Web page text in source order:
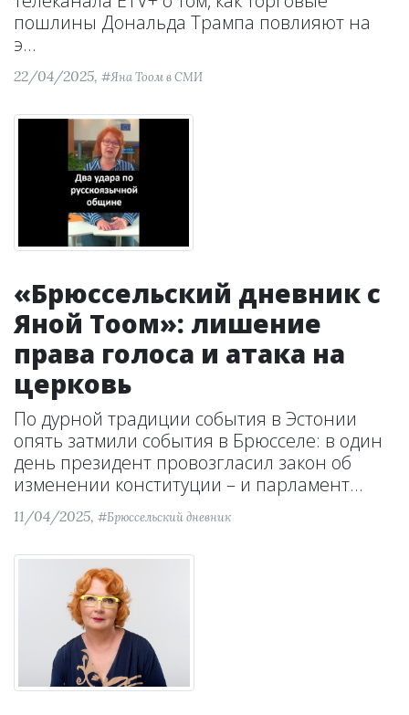
пошлины Дональда Трампа повлияют на
э...
22/04/2025, #Яна Тоом в СМИ
«Брюссельский дневник с
Яной Тоом»: лишение
права голоса и атака на
церковь
По дурной традиции события в Эстонии
опять затмили события в Брюсселе: в один
день президент провозгласил закон об
изменении конституции – и парламент...
11/04/2025, #Брюссельский дневник